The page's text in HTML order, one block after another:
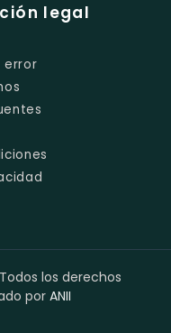
legal
error
los derechos
porANII